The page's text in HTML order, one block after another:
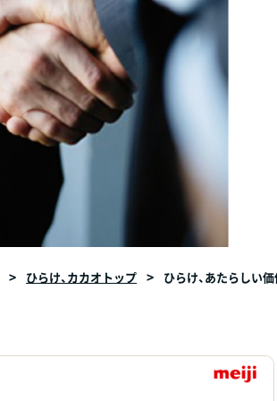
ひらけ、カカオトップ ひらけ、あたらしい